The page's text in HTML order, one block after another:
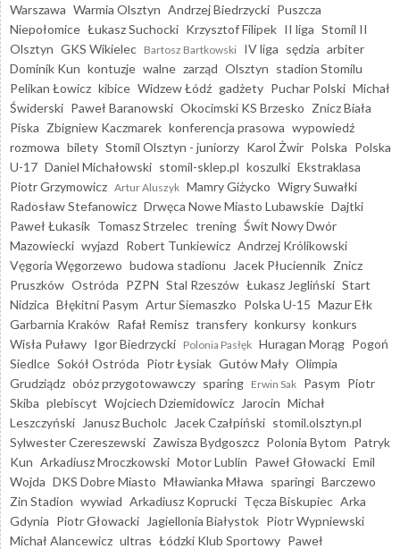
Warszawa Warmia Olsztyn Andrzej Biedrzycki Puszcza
Niepołomice Łukasz Suchocki Krzysztof Filipek II liga Stomil II
Olsztyn GKS Wikielec Bartosz Bartkowski IV liga sędzia arbiter
Dominik Kun kontuzje walne zarząd Olsztyn stadion Stomilu
Pelikan Łowicz kibice Widzew Łódź gadżety Puchar Polski Michał
Świderski Paweł Baranowski Okocimski KS Brzesko Znicz Biała
Piska Zbigniew Kaczmarek konferencja prasowa wypowiedź
rozmowa bilety Stomil Olsztyn - juniorzy Karol Żwir Polska Polska
U-17 Daniel Michałowski stomil-sklep.pl koszulki Ekstraklasa
Piotr Grzymowicz Artur Aluszyk Mamry Giżycko Wigry Suwałki
Radosław Stefanowicz Drwęca Nowe Miasto Lubawskie Dajtki
Paweł Łukasik Tomasz Strzelec trening Świt Nowy Dwór
Mazowiecki wyjazd Robert Tunkiewicz Andrzej Królikowski
Vęgoria Węgorzewo budowa stadionu Jacek Płuciennik Znicz
Pruszków Ostróda PZPN Stal Rzeszów Łukasz Jegliński Start
Nidzica Błękitni Pasym Artur Siemaszko Polska U-15 Mazur Ełk
Garbarnia Kraków Rafał Remisz transfery konkursy konkurs
Wisła Puławy Igor Biedrzycki Polonia Pasłęk Huragan Morąg Pogoń
Siedlce Sokół Ostróda Piotr Łysiak Gutów Mały Olimpia
Grudziądz obóz przygotowawczy sparing Erwin Sak Pasym Piotr
Skiba plebiscyt Wojciech Dziemidowicz Jarocin Michał
Leszczyński
Janusz Bucholc Jacek Czałpiński stomil.olsztyn.pl
Sylwester Czereszewski Zawisza Bydgoszcz Polonia Bytom Patryk
Kun Arkadiusz Mroczkowski Motor Lublin Paweł Głowacki Emil
Wojda DKS Dobre Miasto Mławianka Mława sparingi Barczewo
Zin Stadion wywiad Arkadiusz Koprucki Tęcza Biskupiec Arka
Gdynia Piotr Głowacki Jagiellonia Białystok Piotr Wypniewski
Michał Alancewicz ultras Łódzki Klub Sportowy Paweł